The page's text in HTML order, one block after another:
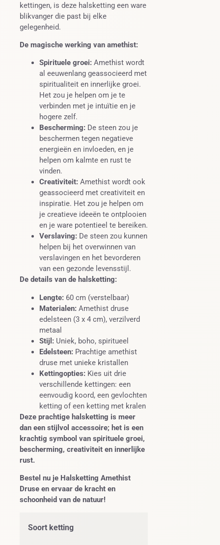
kettingen, is deze halsketting een ware
blikvanger die past bij elke
gelegenheid.
De magische werking van amethist:
Spirituele groei: Amethist wordt
al eeuwenlang geassocieerd met
spiritualiteit en innerlijke groei.
Het zou je helpen om je te
verbinden met je intuïtie en je
hogere zelf.
Bescherming: De steen zou je
beschermen tegen negatieve
energieën en invloeden, en je
helpen om kalmte en rust te
vinden.
Creativiteit: Amethist wordt ook
geassocieerd met creativiteit en
inspiratie. Het zou je helpen om
je creatieve ideeën te ontplooien
en je ware potentieel te bereiken.
Verslaving: De steen zou kunnen
helpen bij het overwinnen van
verslavingen en het bevorderen
van een gezonde levensstijl.
De details van de halsketting:
Lengte: 60 cm (verstelbaar)
Materialen: Amethist druse
edelsteen (3 x 4 cm), verzilverd
metaal
Stijl: Uniek, boho, spiritueel
Edelsteen: Prachtige amethist
druse met unieke kristallen
Kettingopties: Kies uit drie
verschillende kettingen: een
eenvoudig koord, een gevlochten
ketting of een ketting met kralen
Deze prachtige halsketting is meer
dan een stijlvol accessoire; het is een
krachtig symbool van spirituele groei,
bescherming, creativiteit en innerlijke
rust.
Bestel nu je Halsketting Amethist
Druse en ervaar de kracht en
schoonheid van de natuur!
Soort ketting